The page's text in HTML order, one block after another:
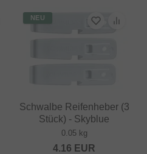
NEU
Schwalbe Reifenheber (3
Stück) - Skyblue
0.05 kg
4.16 EUR